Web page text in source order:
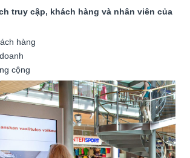
truy cập, khách hàng và nhân viên của
hàng
cộng